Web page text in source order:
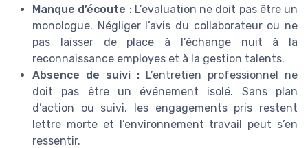
Manque d’écoute :L’evaluation ne doit pas être un
monologue. Négliger l’avis du collaborateur ou ne
pas laisser de place à l’échange nuit à la
reconnaissance employes et à la gestion talents.
Absence de suivi : L’entretien professionnel ne
doit pas être un événement isolé. Sans plan
d’action ou suivi, les engagements pris restent
lettre morte et l’environnement travail peut s’en
ressentir.